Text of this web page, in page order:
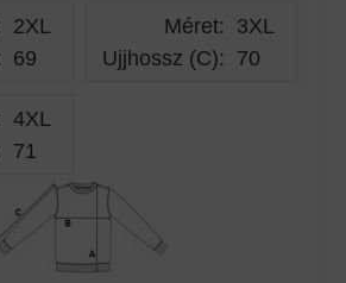
2XL
69
Méret: 3XL
Ujjhossz (C): 70
4XL
71